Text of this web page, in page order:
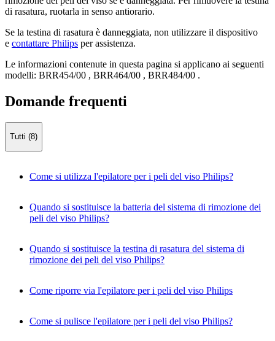
di rasatura, ruotarla in senso antiorario.
Se la testina di rasatura è danneggiata, non utilizzare il dispositivo
e contattare Philips per assistenza.
Le informazioni contenute in questa pagina si applicano ai seguenti
modelli: BRR454/00 , BRR464/00 , BRR484/00 .
Domande frequenti
Tutti (8)
Come si utilizza l'epilatore per i peli del viso Philips?
Quando si sostituisce la batteria del sistema di rimozione dei
peli del viso Philips?
Quando si sostituisce la testina di rasatura del sistema di
rimozione dei peli del viso Philips?
Come riporre via l'epilatore per i peli del viso Philips
Come si pulisce l'epilatore per i peli del viso Philips?